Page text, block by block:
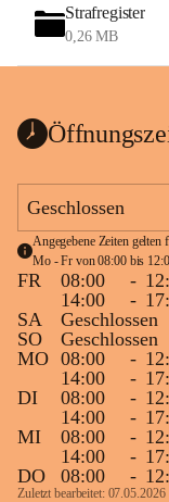
Strafregister
0,26 MB
Geschlossen
Angegebene Zeiten gelten
Mo - Fr von 08:00 bis
FR 08:00 -
14:00
-
SA
Geschlossen
SO
Geschlossen
MO 08:00 -
14:00
-
DI
08:00 -
14:00
-
MI
08:00 -
14:00
-
DO
08:00 -
Zuletzt bearbeitet: 07.05.2026